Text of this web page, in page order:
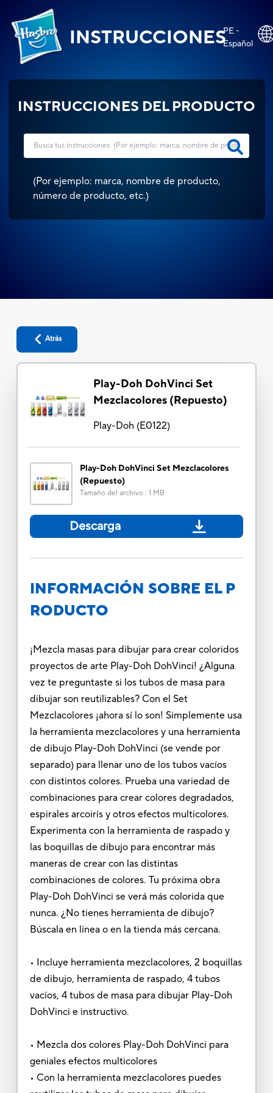
INSTRUCCIONESPE -
Español
INSTRUCCIONES DEL PRODUCTO
(Por ejemplo: marca, nombre de producto,
número de producto, etc.)
Atrás
Play-Doh DohVinci Set
Mezclacolores (Repuesto)
Play-Doh(E0122)
Play-Doh DohVinci Set Mezclacolores
(Repuesto)
Tamaño del archivo: 1 MB
Descarga
INFORMACIÓN SOBRE EL P
RODUCTO
¡Mezcla masas para dibujar para crear coloridos
proyectos de arte Play-Doh DohVinci! ¿Alguna
vez te preguntaste si los tubos de masa para
dibujar son reutilizables? Con el Set
Mezclacolores ¡ahora sí lo son! Simplemente usa
la herramienta mezclacolores y una herramienta
de dibujo Play-Doh DohVinci (se vende por
separado) para llenar uno de los tubos vacíos
con distintos colores. Prueba una variedad de
combinaciones para crear colores degradados,
espirales arcoirís y otros efectos multicolores.
Experimenta con la herramienta de raspado y
las boquillas de dibujo para encontrar más
maneras de crear con las distintas
combinaciones de colores. Tu próxima obra
Play-Doh DohVinci se verá más colorida que
nunca. ¿No tienes herramienta de dibujo?
Búscala en línea o en la tienda más cercana.
• Incluye herramienta mezclacolores, 2 boquillas
de dibujo, herramienta de raspado, 4 tubos
vacíos, 4 tubos de masa para dibujar Play-Doh
DohVinci e instructivo.
• Mezcla dos colores Play-Doh DohVinci para
geniales efectos multicolores
• Con la herramienta mezclacolores puedes